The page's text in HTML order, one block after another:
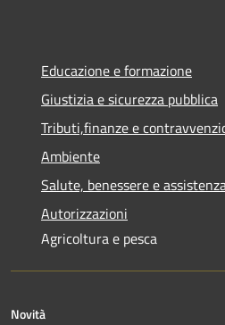
Educazione e formazione
Giustizia e sicurezza pubblica
Tributi,finanze e
Ambiente
Salute, benessere e
Autorizzazioni
Agricoltura e pesca
Novità